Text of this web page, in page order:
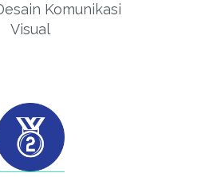
Komunikasi
Visual